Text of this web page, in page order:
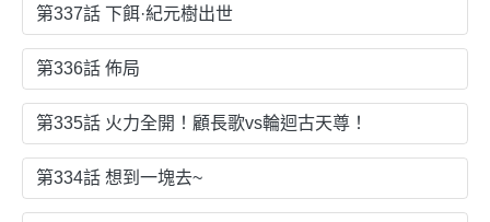
第337話 下餌·紀元樹出世
第336話 佈局
第335話 火力全開！顧長歌vs輪迴古天尊！
第334話 想到一塊去~